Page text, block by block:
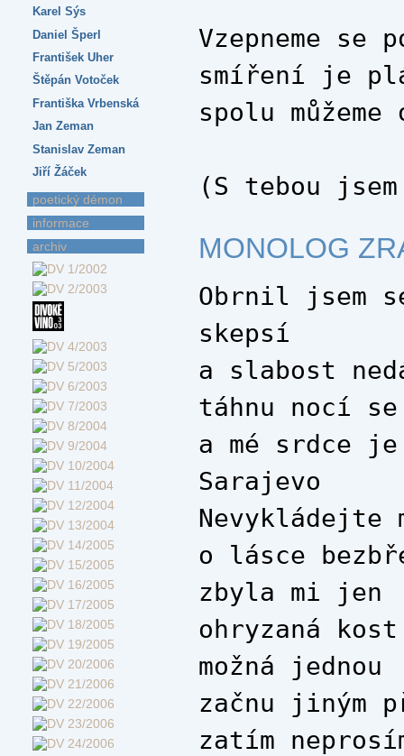
Karel Sýs
Daniel Šperl
František Uher
Štěpán Votoček
Františka Vrbenská
Jan Zeman
Stanislav Zeman
Jiří Žáček
poetický démon
informace
archiv
Vzepneme
smíření je
spolu
(S tebou
MONOLOG
Obrnil jsem
skepsí
a slabost
táhnu nocí
a mé srdce
Sarajevo
Nevykládejte
o lásce
zbyla mi jen
ohryzaná kost
možná jednou
začnu jiným
zatím